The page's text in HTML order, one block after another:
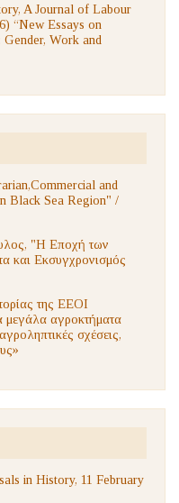
A Journal of Labour
“New Essays on
Work and
and
Black Sea Region" /
"Η Εποχή των
και Εκσυγχρονισμός
της ΕΕΟΙ
μεγάλα αγροκτήματα
σχέσεις,
in History, 11 February